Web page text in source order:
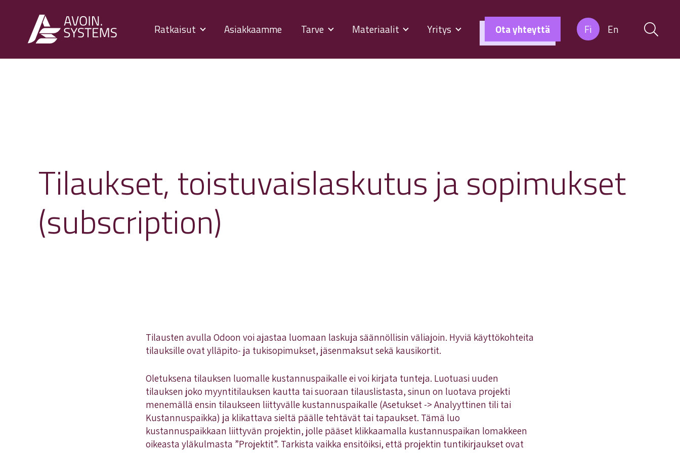
Ratkaisut Asiakkaamme Tarve Materiaalit Yritys Ota yhteyttä Fi En
Tilaukset, toistuvaislaskutus ja sopimukset
(subscription)
Tilausten avulla Odoon voi ajastaa luomaan laskuja säännöllisin väliajoin. Hyviä käyttökohteita
tilauksille ovat ylläpito- ja tukisopimukset, jäsenmaksut sekä kausikortit.
Oletuksena tilauksen luomalle kustannuspaikalle ei voi kirjata tunteja. Luotuasi uuden
tilauksen joko myyntitilauksen kautta tai suoraan tilauslistasta, sinun on luotava projekti
menemällä ensin tilaukseen liittyvälle kustannuspaikalle (Asetukset -> Analyyttinen tili tai
Kustannuspaikka) ja klikattava sieltä päälle tehtävät tai tapaukset. Tämä luo
kustannuspaikkaan liittyvän projektin, jolle pääset klikkaamalla kustannuspaikan lomakkeen
oikeasta yläkulmasta ”Projektit”. Tarkista vaikka ensitöiksi, että projektin tuntikirjaukset ovat